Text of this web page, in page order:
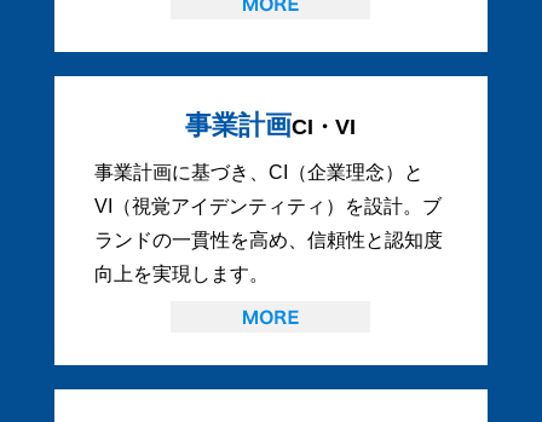
事業計画CI・VI
事業計画に基づき、CI（企業理念）と
VI（視覚アイデンティティ）を設計。ブ
ランドの一貫性を高め、信頼性と認知度
向上を実現します。